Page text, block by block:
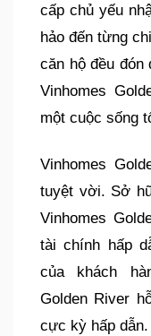
cấp chủ yếu
hảo đến từng
căn hộ đều đón
Vinhomes
một cuộc sống
Vinhomes
tuyệt vời. Sở
Vinhomes
tài chính hấp
của khách
Golden River
cực kỳ hấp dẫn.